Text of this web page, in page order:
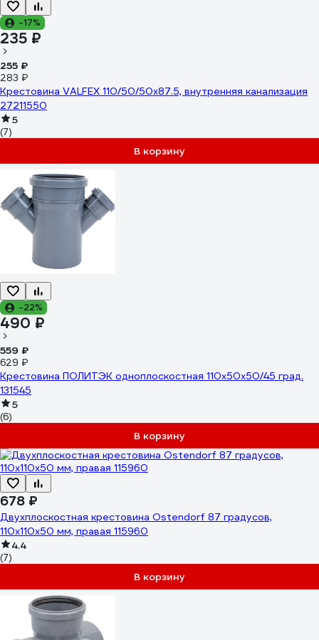
-17%
235 ₽
255 ₽
283 ₽
Крестовина VALFEX 110/50/50x87.5, внутренняя канализация
27211550
5
(7)
В корзину
-22%
490 ₽
559 ₽
629 ₽
Крестовина ПОЛИТЭК одноплоскостная 110х50х50/45 град.
131545
5
(6)
В корзину
678 ₽
Двухплоскостная крестовина Ostendorf 87 градусов,
110х110х50 мм, правая 115960
4.4
(7)
В корзину